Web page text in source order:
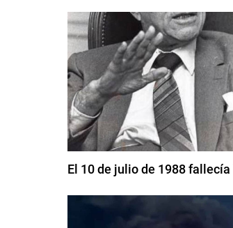
El 10 de julio de 1988